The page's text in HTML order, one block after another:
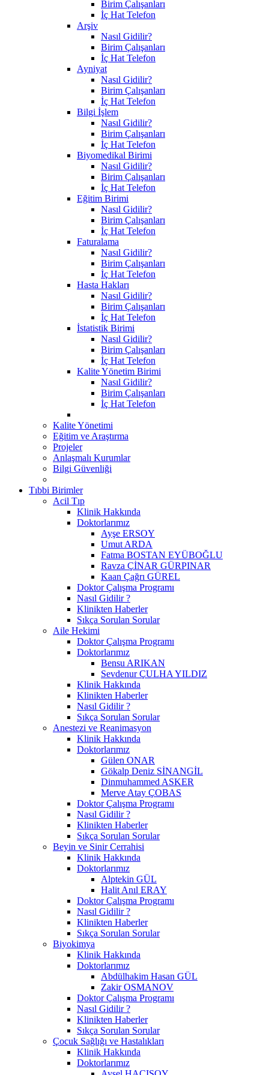
Birim Çalışanları
İç Hat Telefon
Arşiv
Nasıl Gidilir?
Birim Çalışanları
İç Hat Telefon
Ayniyat
Nasıl Gidilir?
Birim Çalışanları
İç Hat Telefon
Bilgi İşlem
Nasıl Gidilir?
Birim Çalışanları
İç Hat Telefon
Biyomedikal Birimi
Nasıl Gidilir?
Birim Çalışanları
İç Hat Telefon
Eğitim Birimi
Nasıl Gidilir?
Birim Çalışanları
İç Hat Telefon
Faturalama
Nasıl Gidilir?
Birim Çalışanları
İç Hat Telefon
Hasta Hakları
Nasıl Gidilir?
Birim Çalışanları
İç Hat Telefon
İstatistik Birimi
Nasıl Gidilir?
Birim Çalışanları
İç Hat Telefon
Kalite Yönetim Birimi
Nasıl Gidilir?
Birim Çalışanları
İç Hat Telefon
Kalite Yönetimi
Eğitim ve Araştırma
Projeler
Anlaşmalı Kurumlar
Bilgi Güvenliği
Tıbbi Birimler
Acil Tıp
Klinik Hakkında
Doktorlarımız
Ayşe ERSOY
Umut ARDA
Fatma BOSTAN EYÜBOĞLU
Ravza ÇİNAR GÜRPINAR
Kaan Çağrı GÜREL
Doktor Çalışma Programı
Nasıl Gidilir ?
Klinikten Haberler
Sıkça Sorulan Sorular
Aile Hekimi
Doktor Çalışma Programı
Doktorlarımız
Bensu ARIKAN
Sevdenur ÇULHA YILDIZ
Klinik Hakkında
Klinikten Haberler
Nasıl Gidilir ?
Sıkça Sorulan Sorular
Anestezi ve Reanimasyon
Klinik Hakkında
Doktorlarımız
Gülen ONAR
Gökalp Deniz SİNANGİL
Dinmuhammed ASKER
Merve Atay ÇOBAS
Doktor Çalışma Programı
Nasıl Gidilir ?
Klinikten Haberler
Sıkça Sorulan Sorular
Beyin ve Sinir Cerrahisi
Klinik Hakkında
Doktorlarımız
Alptekin GÜL
Halit Anıl ERAY
Doktor Çalışma Programı
Nasıl Gidilir ?
Klinikten Haberler
Sıkça Sorulan Sorular
Biyokimya
Klinik Hakkında
Doktorlarımız
Abdülhakim Hasan GÜL
Zakir OSMANOV
Doktor Çalışma Programı
Nasıl Gidilir ?
Klinikten Haberler
Sıkça Sorulan Sorular
Çocuk Sağlığı ve Hastalıkları
Klinik Hakkında
Doktorlarımız